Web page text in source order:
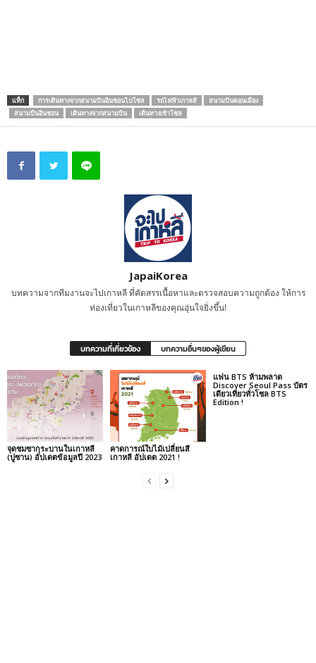
แท็ก การเดินทางจากสนามบินอินชอนไปโซล รถไฟฟ้าเกาหลี
สนามบินดอนเมือง
สนามบินอินชอน
เดินทางจากสนามบิน เดินทางเข้าโซล
JapaiKorea
บทความจากทีมงานจะไปเกาหลี ที่คัดสรรเนื้อหาและตรวจสอบความถูกต้อง ให้การ
ท่องเที่ยวในเกาหลีของคุณอุ่นใจยิ่งขึ้น!
บทความที่เกี่ยวข้อง บทความอื่นๆของผู้เขียน
จุดชมซากุระบานในเกาหลี
(ปูซาน) อัปเดตข้อมูลปี 2023
คาดการณ์ใบไม้เปลี่ยนสี
เกาหลี อัปเดต 2021 !
แฟน BTS ห้ามพลาด
Discover Seoul Pass บัตร
เดียวเที่ยวทั่วโซล BTS
Edition !